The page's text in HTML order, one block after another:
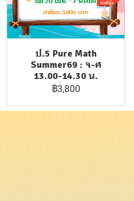
ป.5 Pure Math
Summer69 : จ-ศ
13.00-14.30 น.
฿3,800